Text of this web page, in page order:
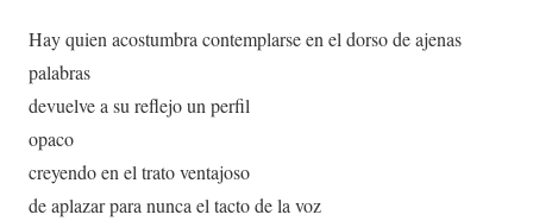
Hay quien acostumbra contemplarse en el dorso de ajenas
palabras
devuelve a su reflejo un perfil
opaco
creyendo en el trato ventajoso
de aplazar para nunca el tacto de la voz